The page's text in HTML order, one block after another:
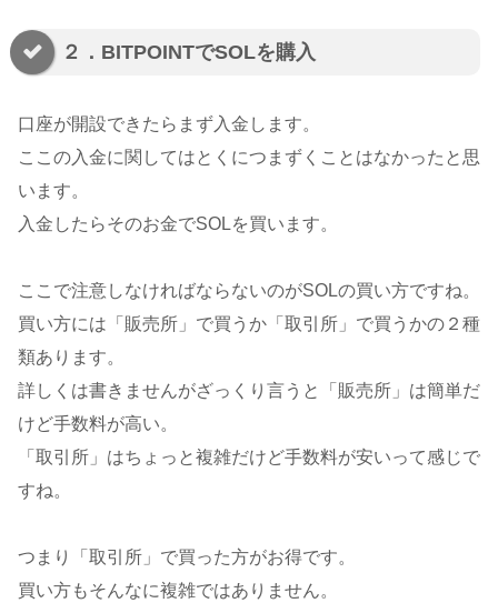
２．BITPOINTでSOLを購入
口座が開設できたらまず入金します。
ここの入金に関してはとくにつまずくことはなかったと思
います。
入金したらそのお金でSOLを買います。
ここで注意しなければならないのがSOLの買い方ですね。
買い方には「販売所」で買うか「取引所」で買うかの２種
類あります。
詳しくは書きませんがざっくり言うと「販売所」は簡単だ
けど手数料が高い。
「取引所」はちょっと複雑だけど手数料が安いって感じで
すね。
つまり「取引所」で買った方がお得です。
買い方もそんなに複雑ではありません。